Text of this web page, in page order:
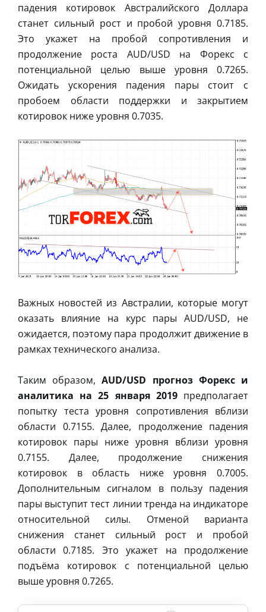
падения котировок Австралийского Доллара
станет сильный рост и пробой уровня 0.7185.
Это укажет на пробой сопротивления и
продолжение роста AUD/USD на Форекс с
потенциальной целью выше уровня 0.7265.
Ожидать ускорения падения пары стоит с
пробоем области поддержки и закрытием
котировок ниже уровня 0.7035.
Важных новостей из Австралии, которые могут
оказать влияние на курс пары AUD/USD, не
ожидается, поэтому пара продолжит движение в
рамках технического анализа.
Таким образом,AUD/USD прогноз Форекс и
аналитика на 25 января 2019предполагает
попытку теста уровня сопротивления вблизи
области 0.7155. Далее, продолжение падения
котировок пары ниже уровня вблизи уровня
0.7155. Далее, продолжение снижения
котировок в область ниже уровня 0.7005.
Дополнительным сигналом в пользу падения
пары выступит тест линии тренда на индикаторе
относительной силы. Отменой варианта
снижения станет сильный рост и пробой
области 0.7185. Это укажет на продолжение
подъёма котировок с потенциальной целью
выше уровня 0.7265.